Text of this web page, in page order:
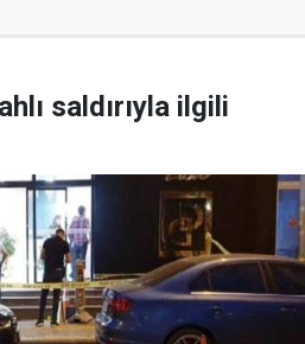
saldırıyla ilgili